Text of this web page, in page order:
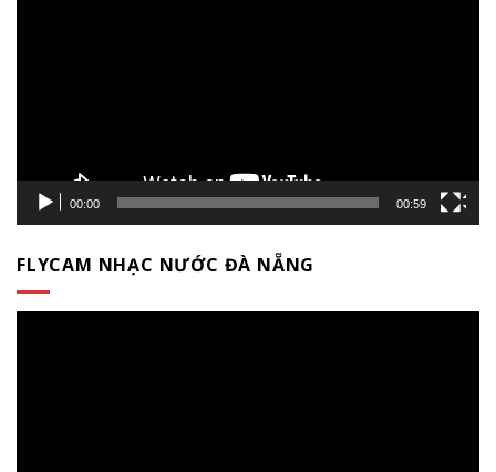
00:00 00:59
FLYCAM NHẠC NƯỚC ĐÀ NẴNG